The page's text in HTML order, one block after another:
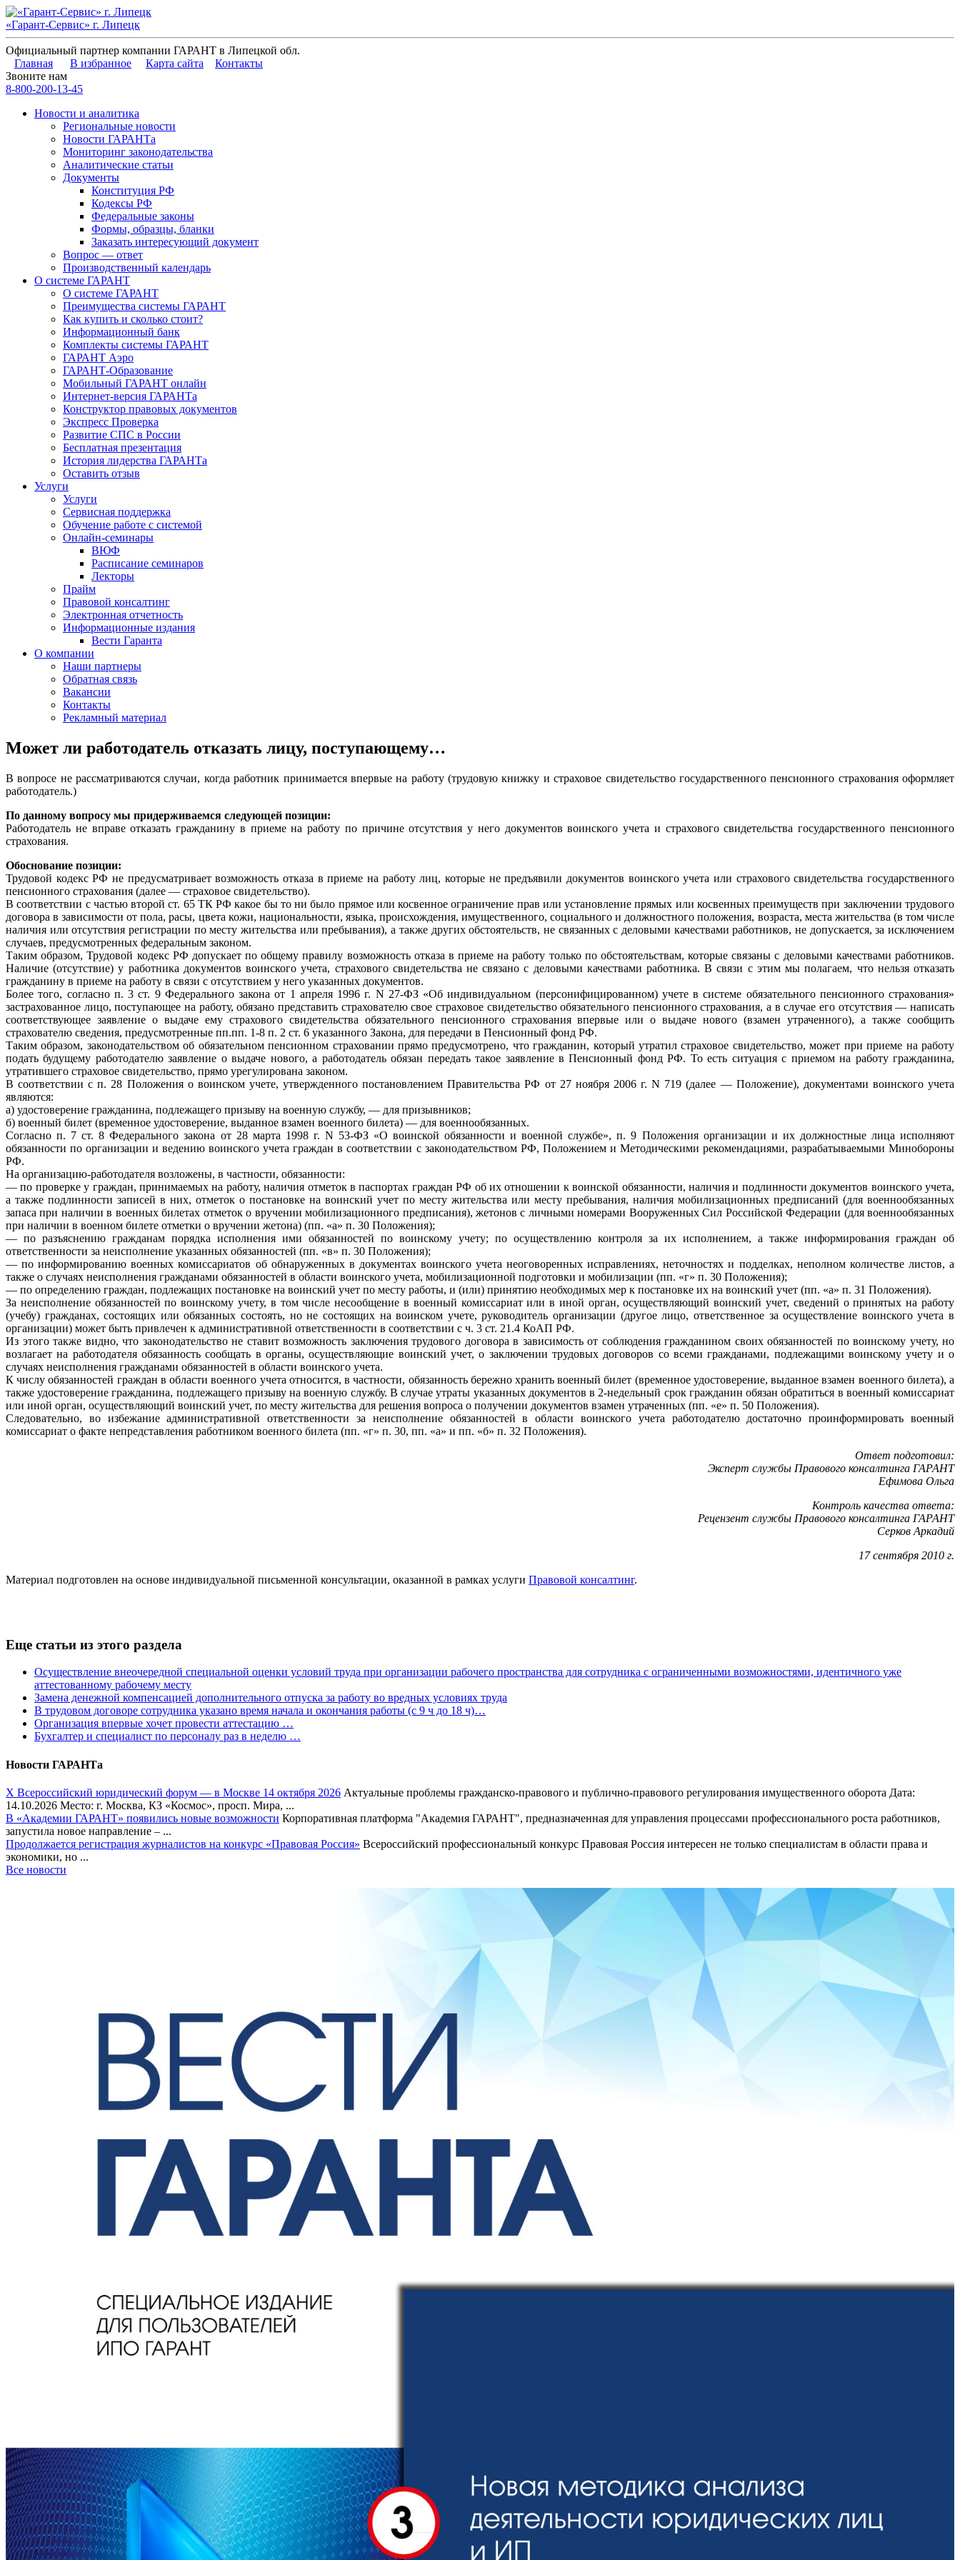
«Гарант-Сервис» г. Липецк
Официальный партнер компании ГАРАНТ в Липецкой обл.
Главная
В избранное Карта сайта
Контакты
Звоните нам
8-800-200-13-45
Новости и аналитика
Региональные новости
Новости ГАРАНТа
Мониторинг законодательства
Аналитические статьи
Документы
Конституция РФ
Кодексы РФ
Федеральные законы
Формы, образцы, бланки
Заказать интересующий документ
Вопрос — ответ
Производственный календарь
О системе ГАРАНТ
О системе ГАРАНТ
Преимущества системы ГАРАНТ
Как купить и сколько стоит?
Информационный банк
Комплекты системы ГАРАНТ
ГАРАНТ Аэро
ГАРАНТ-Образование
Мобильный ГАРАНТ онлайн
Интернет-версия ГАРАНТа
Конструктор правовых документов
Экспресс Проверка
Развитие СПС в России
Бесплатная презентация
История лидерства ГАРАНТа
Оставить отзыв
Услуги
Услуги
Сервисная поддержка
Обучение работе с системой
Онлайн-семинары
ВЮФ
Расписание семинаров
Лекторы
Прайм
Правовой консалтинг
Электронная отчетность
Информационные издания
Вести Гаранта
О компании
Наши партнеры
Обратная связь
Вакансии
Контакты
Рекламный материал
Может ли работодатель отказать лицу, поступающему…
В вопросе не рассматриваются случаи, когда работник принимается впервые на работу (трудовую книжку и страховое свидетельство государственного пенсионного страхования оформляет
работодатель.)
По данному вопросу мы придерживаемся следующей позиции:
Работодатель не вправе отказать гражданину в приеме на работу по причине отсутствия у него документов воинского учета и страхового свидетельства государственного пенсионного
страхования.
Обоснование позиции:
Трудовой кодекс РФ не предусматривает возможность отказа в приеме на работу лиц, которые не предъявили документов воинского учета или страхового свидетельства государственного
пенсионного страхования (далее — страховое свидетельство).
В соответствии с частью второй ст. 65 ТК РФ какое бы то ни было прямое или косвенное ограничение прав или установление прямых или косвенных преимуществ при заключении трудового
договора в зависимости от пола, расы, цвета кожи, национальности, языка, происхождения, имущественного, социального и должностного положения, возраста, места жительства (в том числе
наличия или отсутствия регистрации по месту жительства или пребывания), а также других обстоятельств, не связанных с деловыми качествами работников, не допускается, за исключением
случаев, предусмотренных федеральным законом.
Таким образом, Трудовой кодекс РФ допускает по общему правилу возможность отказа в приеме на работу только по обстоятельствам, которые связаны с деловыми качествами работников.
Наличие (отсутствие) у работника документов воинского учета, страхового свидетельства не связано с деловыми качествами работника. В связи с этим мы полагаем, что нельзя отказать
гражданину в приеме на работу в связи с отсутствием у него указанных документов.
Более того, согласно п. 3 ст. 9 Федерального закона от 1 апреля 1996 г. N 27-ФЗ «Об индивидуальном (персонифицированном) учете в системе обязательного пенсионного страхования»
застрахованное лицо, поступающее на работу, обязано представить страхователю свое страховое свидетельство обязательного пенсионного страхования, а в случае его отсутствия — написать
соответствующее заявление о выдаче ему страхового свидетельства обязательного пенсионного страхования впервые или о выдаче нового (взамен утраченного), а также сообщить
страхователю сведения, предусмотренные пп.пп. 1-8 п. 2 ст. 6 указанного Закона, для передачи в Пенсионный фонд РФ.
Таким образом, законодательством об обязательном пенсионном страховании прямо предусмотрено, что гражданин, который утратил страховое свидетельство, может при приеме на работу
подать будущему работодателю заявление о выдаче нового, а работодатель обязан передать такое заявление в Пенсионный фонд РФ. То есть ситуация с приемом на работу гражданина,
утратившего страховое свидетельство, прямо урегулирована законом.
В соответствии с п. 28 Положения о воинском учете, утвержденного постановлением Правительства РФ от 27 ноября 2006 г. N 719 (далее — Положение), документами воинского учета
являются:
а) удостоверение гражданина, подлежащего призыву на военную службу, — для призывников;
б) военный билет (временное удостоверение, выданное взамен военного билета) — для военнообязанных.
Согласно п. 7 ст. 8 Федерального закона от 28 марта 1998 г. N 53-ФЗ «О воинской обязанности и военной службе», п. 9 Положения организации и их должностные лица исполняют
обязанности по организации и ведению воинского учета граждан в соответствии с законодательством РФ, Положением и Методическими рекомендациями, разрабатываемыми Минобороны
РФ.
На организацию-работодателя возложены, в частности, обязанности:
— по проверке у граждан, принимаемых на работу, наличия отметок в паспортах граждан РФ об их отношении к воинской обязанности, наличия и подлинности документов воинского учета,
а также подлинности записей в них, отметок о постановке на воинский учет по месту жительства или месту пребывания, наличия мобилизационных предписаний (для военнообязанных
запаса при наличии в военных билетах отметок о вручении мобилизационного предписания), жетонов с личными номерами Вооруженных Сил Российской Федерации (для военнообязанных
при наличии в военном билете отметки о вручении жетона) (пп. «а» п. 30 Положения);
— по разъяснению гражданам порядка исполнения ими обязанностей по воинскому учету; по осуществлению контроля за их исполнением, а также информирования граждан об
ответственности за неисполнение указанных обязанностей (пп. «в» п. 30 Положения);
— по информированию военных комиссариатов об обнаруженных в документах воинского учета неоговоренных исправлениях, неточностях и подделках, неполном количестве листов, а
также о случаях неисполнения гражданами обязанностей в области воинского учета, мобилизационной подготовки и мобилизации (пп. «г» п. 30 Положения);
— по определению граждан, подлежащих постановке на воинский учет по месту работы, и (или) принятию необходимых мер к постановке их на воинский учет (пп. «а» п. 31 Положения).
За неисполнение обязанностей по воинскому учету, в том числе несообщение в военный комиссариат или в иной орган, осуществляющий воинский учет, сведений о принятых на работу
(учебу) гражданах, состоящих или обязанных состоять, но не состоящих на воинском учете, руководитель организации (другое лицо, ответственное за осуществление воинского учета в
организации) может быть привлечен к административной ответственности в соответствии с ч. 3 ст. 21.4 КоАП РФ.
Из этого также видно, что законодательство не ставит возможность заключения трудового договора в зависимость от соблюдения гражданином своих обязанностей по воинскому учету, но
возлагает на работодателя обязанность сообщать в органы, осуществляющие воинский учет, о заключении трудовых договоров со всеми гражданами, подлежащими воинскому учету и о
случаях неисполнения гражданами обязанностей в области воинского учета.
К числу обязанностей граждан в области военного учета относится, в частности, обязанность бережно хранить военный билет (временное удостоверение, выданное взамен военного билета), а
также удостоверение гражданина, подлежащего призыву на военную службу. В случае утраты указанных документов в 2-недельный срок гражданин обязан обратиться в военный комиссариат
или иной орган, осуществляющий воинский учет, по месту жительства для решения вопроса о получении документов взамен утраченных (пп. «е» п. 50 Положения).
Следовательно, во избежание административной ответственности за неисполнение обязанностей в области воинского учета работодателю достаточно проинформировать военный
комиссариат о факте непредставления работником военного билета (пп. «г» п. 30, пп. «а» и пп. «б» п. 32 Положения).
Ответ подготовил:
Эксперт службы Правового консалтинга ГАРАНТ
Ефимова Ольга
Контроль качества ответа:
Рецензент службы Правового консалтинга ГАРАНТ
Серков Аркадий
17 сентября 2010 г.
Материал подготовлен на основе индивидуальной письменной консультации, оказанной в рамках услуги Правовой консалтинг.
Еще статьи из этого раздела
Осуществление внеочередной специальной оценки условий труда при организации рабочего пространства для сотрудника с ограниченными возможностями, идентичного уже
аттестованному рабочему месту
Замена денежной компенсацией дополнительного отпуска за работу во вредных условиях труда
В трудовом договоре сотрудника указано время начала и окончания работы (с 9 ч до 18 ч)…
Организация впервые хочет провести аттестацию …
Бухгалтер и специалист по персоналу раз в неделю …
Новости ГАРАНТа
Х Всероссийский юридический форум — в Москве 14 октября 2026 Актуальные проблемы гражданско-правового и публично-правового регулирования имущественного оборота Дата:
14.10.2026 Место: г. Москва, КЗ «Космос», просп. Мира, ...
В «Академии ГАРАНТ» появились новые возможности Корпоративная платформа "Академия ГАРАНТ", предназначенная для управления процессами профессионального роста работников,
запустила новое направление – ...
Продолжается регистрация журналистов на конкурс «Правовая Россия» Всероссийский профессиональный конкурс Правовая Россия интересен не только специалистам в области права и
экономики, но ...
Все новости